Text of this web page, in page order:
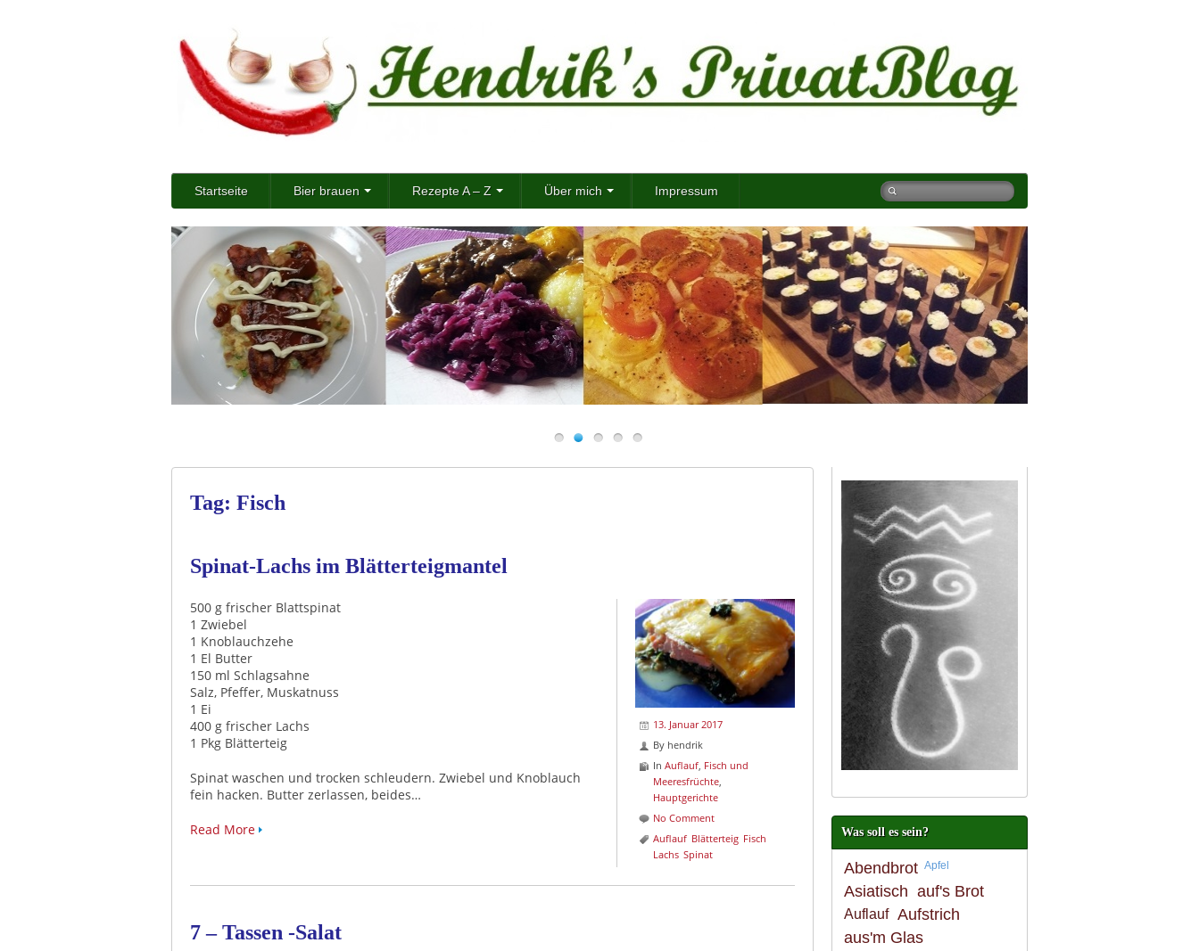
Startseite Bier brauen Rezepte A – Z Über mich Impressum
Tag: Fisch
Spinat-Lachs im Blätterteigmantel
13. Januar 2017
By hendrik
InAuflauf Fisch und
Meeresfrüchte
Hauptgerichte
No Comment
Auflauf Blätterteig Fisch
Lachs Spinat
500 g frischer Blattspinat
1 Zwiebel
1 Knoblauchzehe
1 El Butter
150 ml Schlagsahne
Salz, Pfeffer, Muskatnuss
1 Ei
400 g frischer Lachs
1 Pkg Blätterteig
Spinat waschen und trocken schleudern. Zwiebel und Knoblauch
fein hacken. Butter zerlassen, beides…
Read More
7 – Tassen -Salat
Was soll es sein?
Abendbrot Apfel
Asiatisch auf's Brot
Auflauf Aufstrich
aus'm Glas